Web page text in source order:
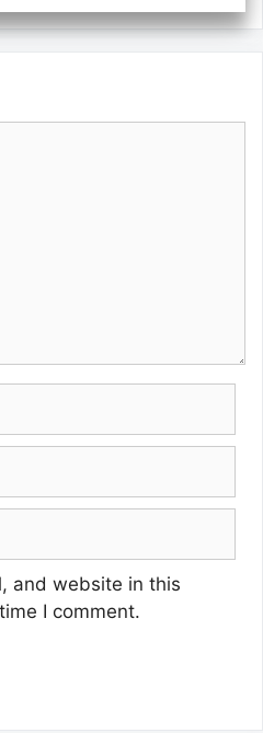
and website in this
I comment.